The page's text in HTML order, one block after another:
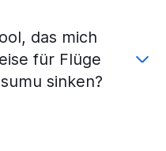
das mich
für Flüge
sinken?